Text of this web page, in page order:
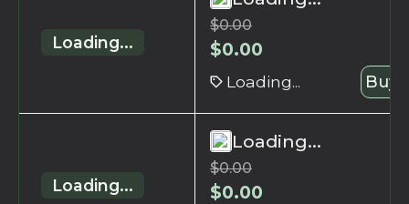
Loading...
$0.00
$0.00
Loading... Buy
Loading...
Loading...
$0.00
$0.00